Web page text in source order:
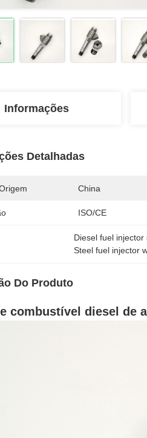
Informações
Detalhadas
China
ISO/CE
Diesel fuel injector
Steel fuel injector
Do Produto
combustível diesel de